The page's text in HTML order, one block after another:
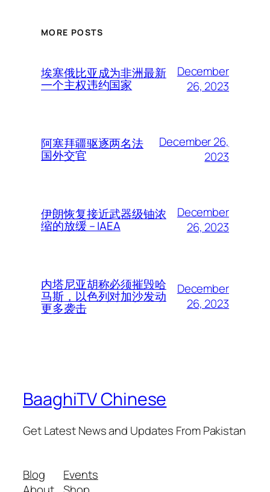
MORE POSTS
埃塞俄比亚成为非洲最新
一个主权违约国家
December
26, 2023
阿塞拜疆驱逐两名法
国外交官
December 26,
2023
伊朗恢复接近武器级铀浓
缩的放缓 – IAEA
December
26, 2023
内塔尼亚胡称必须摧毁哈
马斯，以色列对加沙发动
更多袭击
December
26, 2023
BaaghiTV Chinese
Get Latest News and Updates From Pakistan
Blog
Events